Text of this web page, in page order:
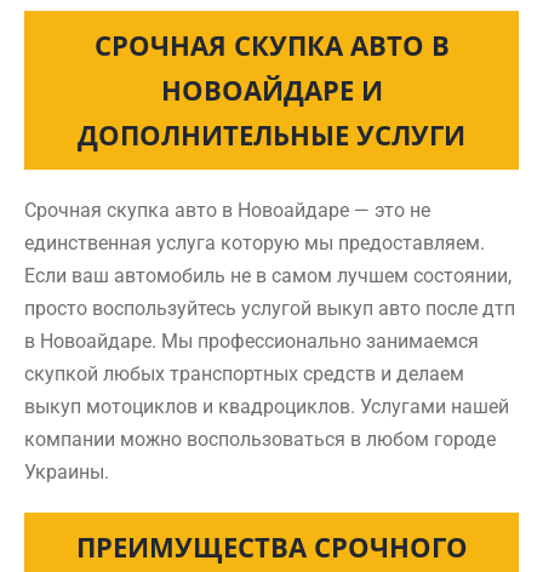
СРОЧНАЯ СКУПКА АВТО В
НОВОАЙДАРЕ И
ДОПОЛНИТЕЛЬНЫЕ УСЛУГИ
Срочная скупка авто в Новоайдаре — это не
единственная услуга которую мы предоставляем.
Если ваш автомобиль не в самом лучшем состоянии,
просто воспользуйтесь услугой выкуп авто после дтп
в Новоайдаре. Мы профессионально занимаемся
скупкой любых транспортных средств и делаем
выкуп мотоциклов и квадроциклов. Услугами нашей
компании можно воспользоваться в любом городе
Украины.
ПРЕИМУЩЕСТВА СРОЧНОГО